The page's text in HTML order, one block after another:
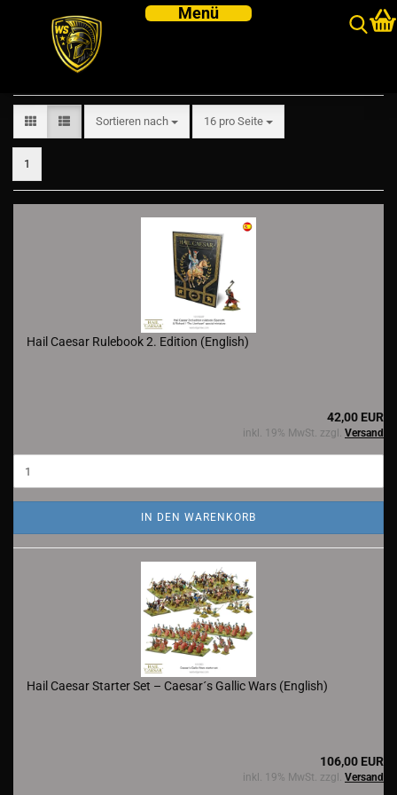
Starter and Rulebooks
Sortieren nach
Sortieren nach 16 pro Seite
pro Seite
1
Hail Caesar Rulebook 2. Edition (English)
42,00 EUR
inkl. 19% MwSt. zzgl. Versand
IN DEN WARENKORB
Hail Caesar Starter Set – Caesar´s Gallic Wars (English)
106,00 EUR
inkl. 19% MwSt. zzgl. Versand